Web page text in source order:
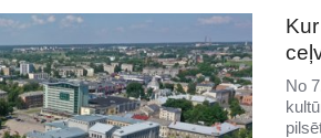
No